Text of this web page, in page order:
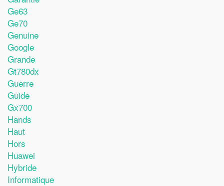
Ge63
Ge70
Genuine
Google
Grande
Gt780dx
Guerre
Guide
Gx700
Hands
Haut
Hors
Huawei
Hybride
Informatique